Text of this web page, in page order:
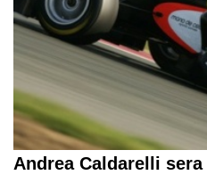
Andrea Caldarelli